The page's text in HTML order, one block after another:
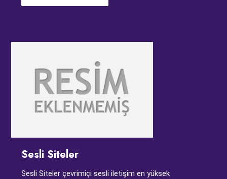
Sesli Siteler
Sesli Siteler çevrimiçi sesli iletişim en yüksek